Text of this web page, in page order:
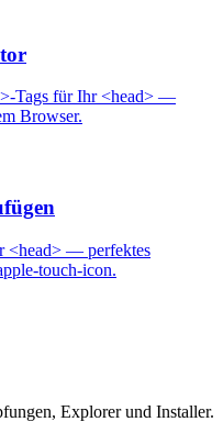
Tags für Ihr <head> —
Browser.
<head> — perfektes
touch-icon.
Explorer und Installer.